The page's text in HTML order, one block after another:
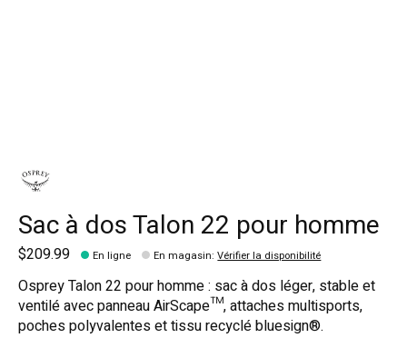
Sac à dos Talon 22 pour homme
$209.99 En ligne En magasin:Vérifier la disponibilité
Osprey Talon 22 pour homme : sac à dos léger, stable et
ventilé avec panneau AirScape™, attaches multisports,
poches polyvalentes et tissu recyclé bluesign®.